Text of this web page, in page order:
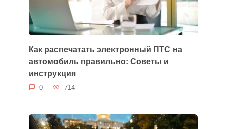
Как распечатать электронный ПТС на
автомобиль правильно: Советы и
инструкция
0 714